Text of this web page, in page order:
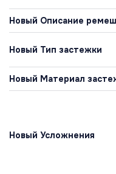
Новый Описание
Новый Тип застежки
Новый Материал
Новый Усложнения